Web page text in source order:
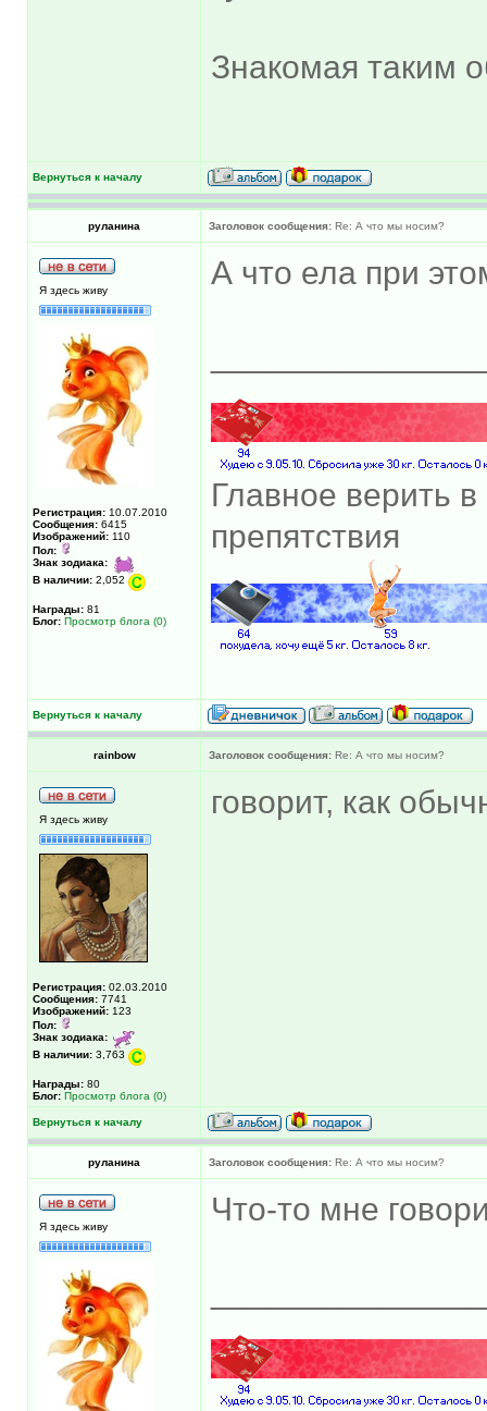
Знакомая таким
Вернуться к началу
руланина Заголовок сообщения: Re: А что мы носим?
Я здесь живу
Регистрация: 10.07.2010
Сообщения: 6415
Изображений: 110
Пол:
Знак зодиака:
В наличии: 2,052
Награды: 81
Блог: Просмотр блога (0)
А что ела при
Главное верить
препятствия
Вернуться к началу
rainbow Заголовок сообщения: Re: А что мы носим?
Я здесь живу
Регистрация: 02.03.2010
Сообщения: 7741
Изображений: 123
Пол:
Знак зодиака:
В наличии: 3,763
Награды: 80
Блог: Просмотр блога (0)
говорит, как
Вернуться к началу
руланина Заголовок сообщения: Re: А что мы носим?
Я здесь живу Что-то мне